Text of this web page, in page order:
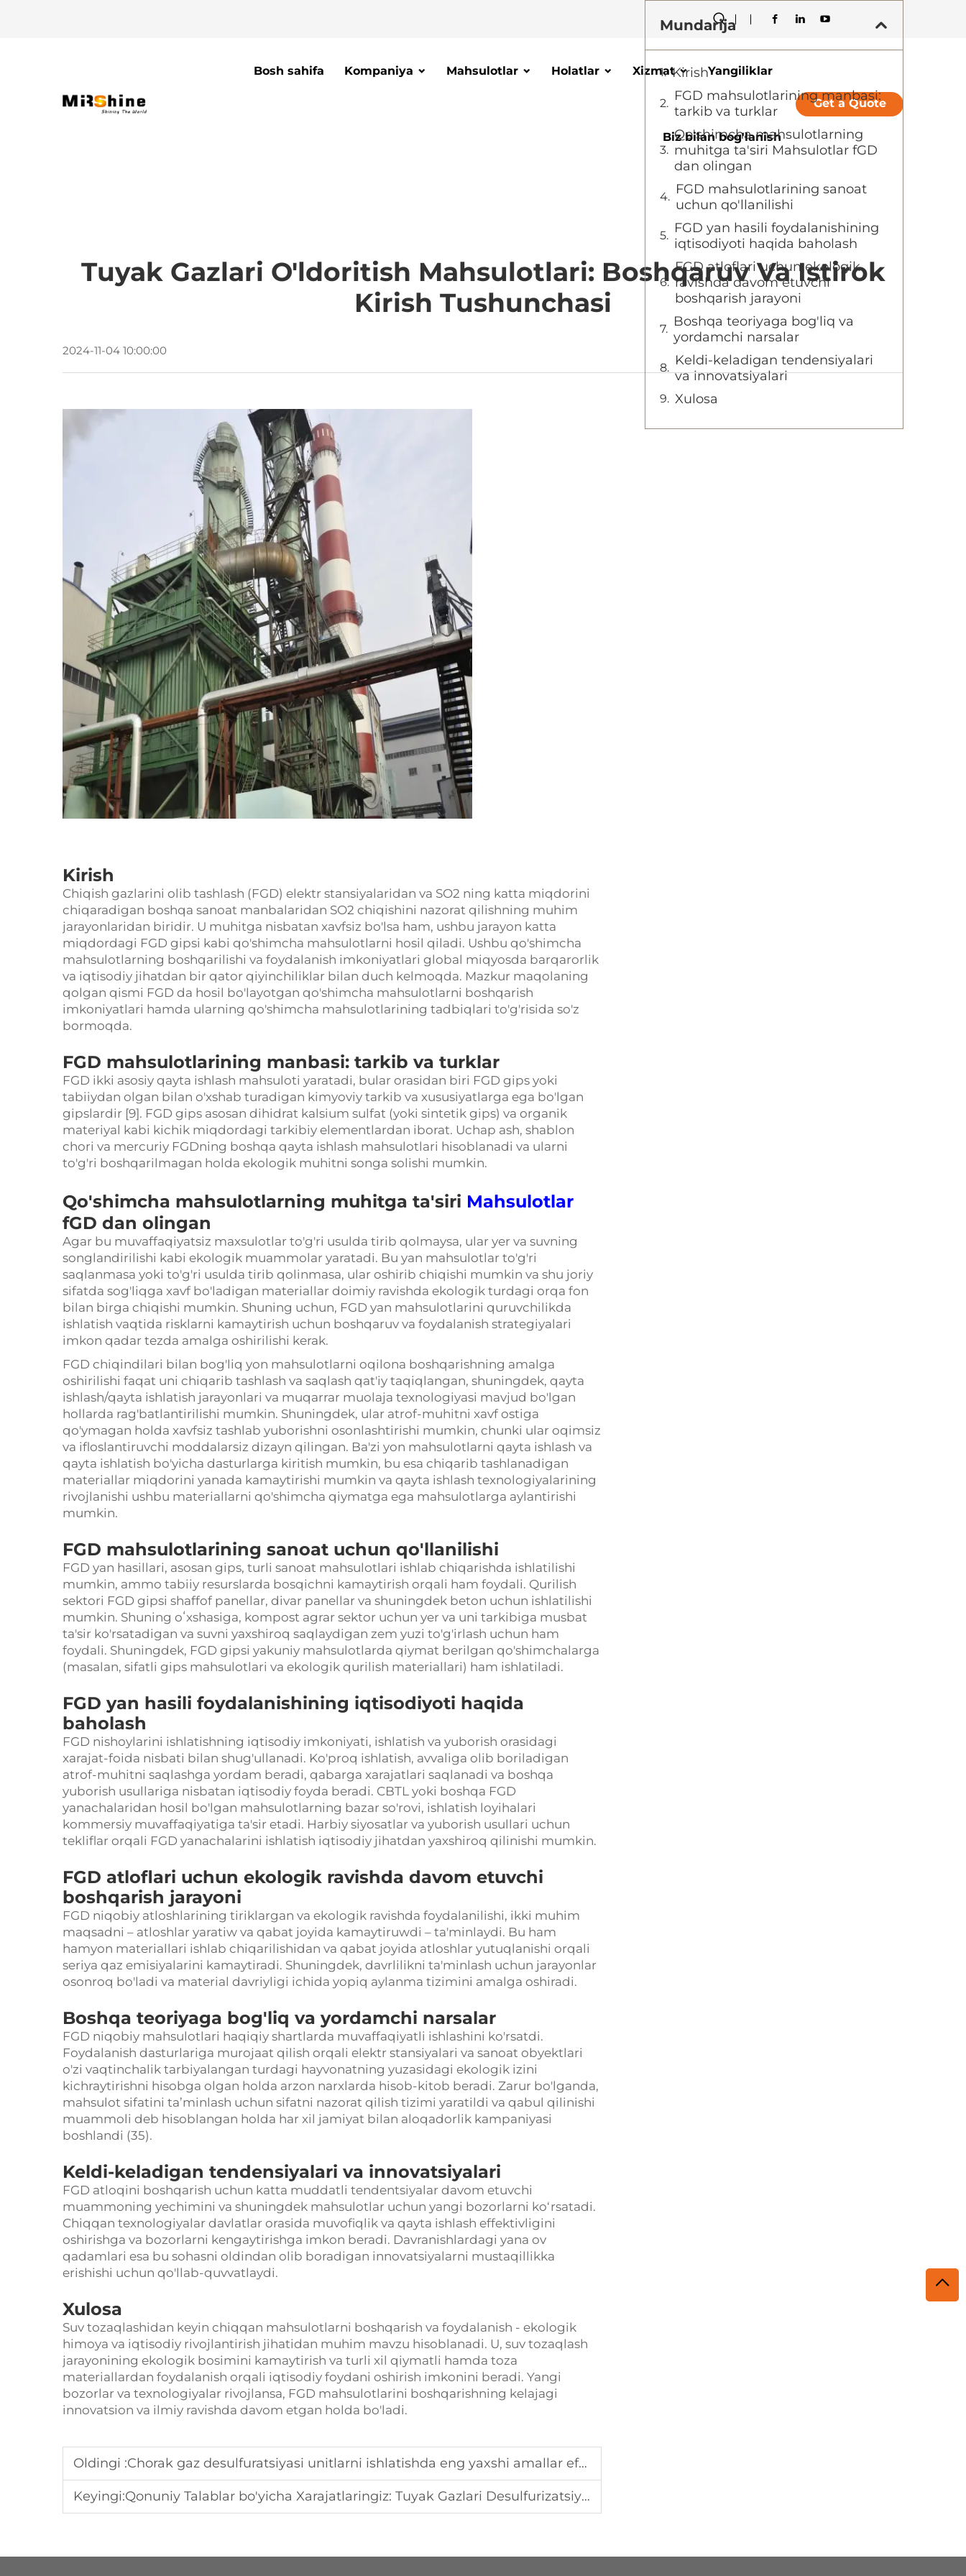
Bosh sahifa Kompaniya Mahsulotlar Holatlar Xizmat Yangiliklar
Biz bilan bog'lanish
Get a Quote
Tuyak Gazlari O'ldoritish Mahsulotlari: Boshqaruv Va Istirok
Kirish Tushunchasi
2024-11-04 10:00:00
Kirish
Chiqish gazlarini olib tashlash (FGD) elektr stansiyalaridan va SO2 ning katta miqdorini
chiqaradigan boshqa sanoat manbalaridan SO2 chiqishini nazorat qilishning muhim
jarayonlaridan biridir. U muhitga nisbatan xavfsiz bo'lsa ham, ushbu jarayon katta
miqdordagi FGD gipsi kabi qo'shimcha mahsulotlarni hosil qiladi. Ushbu qo'shimcha
mahsulotlarning boshqarilishi va foydalanish imkoniyatlari global miqyosda barqarorlik
va iqtisodiy jihatdan bir qator qiyinchiliklar bilan duch kelmoqda. Mazkur maqolaning
qolgan qismi FGD da hosil bo'layotgan qo'shimcha mahsulotlarni boshqarish
imkoniyatlari hamda ularning qo'shimcha mahsulotlarining tadbiqlari to'g'risida so'z
bormoqda.
FGD mahsulotlarining manbasi: tarkib va turklar
FGD ikki asosiy qayta ishlash mahsuloti yaratadi, bular orasidan biri FGD gips yoki
tabiiydan olgan bilan o'xshab turadigan kimyoviy tarkib va xususiyatlarga ega bo'lgan
gipslardir [9]. FGD gips asosan dihidrat kalsium sulfat (yoki sintetik gips) va organik
materiyal kabi kichik miqdordagi tarkibiy elementlardan iborat. Uchap ash, shablon
chori va mercuriy FGDning boshqa qayta ishlash mahsulotlari hisoblanadi va ularni
to'g'ri boshqarilmagan holda ekologik muhitni songa solishi mumkin.
Qo'shimcha mahsulotlarning muhitga ta'siri Mahsulotlar
fGD dan olingan
Agar bu muvaffaqiyatsiz maxsulotlar to'g'ri usulda tirib qolmaysa, ular yer va suvning
songlandirilishi kabi ekologik muammolar yaratadi. Bu yan mahsulotlar to'g'ri
saqlanmasa yoki to'g'ri usulda tirib qolinmasa, ular oshirib chiqishi mumkin va shu joriy
sifatda sog'liqga xavf bo'ladigan materiallar doimiy ravishda ekologik turdagi orqa fon
bilan birga chiqishi mumkin. Shuning uchun, FGD yan mahsulotlarini quruvchilikda
ishlatish vaqtida risklarni kamaytirish uchun boshqaruv va foydalanish strategiyalari
imkon qadar tezda amalga oshirilishi kerak.
FGD chiqindilari bilan bog'liq yon mahsulotlarni oqilona boshqarishning amalga
oshirilishi faqat uni chiqarib tashlash va saqlash qat'iy taqiqlangan, shuningdek, qayta
ishlash/qayta ishlatish jarayonlari va muqarrar muolaja texnologiyasi mavjud bo'lgan
hollarda rag'batlantirilishi mumkin. Shuningdek, ular atrof-muhitni xavf ostiga
qo'ymagan holda xavfsiz tashlab yuborishni osonlashtirishi mumkin, chunki ular oqimsiz
va ifloslantiruvchi moddalarsiz dizayn qilingan. Ba'zi yon mahsulotlarni qayta ishlash va
qayta ishlatish bo'yicha dasturlarga kiritish mumkin, bu esa chiqarib tashlanadigan
materiallar miqdorini yanada kamaytirishi mumkin va qayta ishlash texnologiyalarining
rivojlanishi ushbu materiallarni qo'shimcha qiymatga ega mahsulotlarga aylantirishi
mumkin.
FGD mahsulotlarining sanoat uchun qo'llanilishi
FGD yan hasillari, asosan gips, turli sanoat mahsulotlari ishlab chiqarishda ishlatilishi
mumkin, ammo tabiiy resurslarda bosqichni kamaytirish orqali ham foydali. Qurilish
sektori FGD gipsi shaffof panellar, divar panellar va shuningdek beton uchun ishlatilishi
mumkin. Shuning oʻxshasiga, kompost agrar sektor uchun yer va uni tarkibiga musbat
ta'sir ko'rsatadigan va suvni yaxshiroq saqlaydigan zem yuzi to'g'irlash uchun ham
foydali. Shuningdek, FGD gipsi yakuniy mahsulotlarda qiymat berilgan qo'shimchalarga
(masalan, sifatli gips mahsulotlari va ekologik qurilish materiallari) ham ishlatiladi.
FGD yan hasili foydalanishining iqtisodiyoti haqida
baholash
FGD nishoylarini ishlatishning iqtisodiy imkoniyati, ishlatish va yuborish orasidagi
xarajat-foida nisbati bilan shug'ullanadi. Ko'proq ishlatish, avvaliga olib boriladigan
atrof-muhitni saqlashga yordam beradi, qabarga xarajatlari saqlanadi va boshqa
yuborish usullariga nisbatan iqtisodiy foyda beradi. CBTL yoki boshqa FGD
yanachalaridan hosil bo'lgan mahsulotlarning bazar so'rovi, ishlatish loyihalari
kommersiy muvaffaqiyatiga ta'sir etadi. Harbiy siyosatlar va yuborish usullari uchun
tekliflar orqali FGD yanachalarini ishlatish iqtisodiy jihatdan yaxshiroq qilinishi mumkin.
FGD atloflari uchun ekologik ravishda davom etuvchi
boshqarish jarayoni
FGD niqobiy atloshlarining tiriklargan va ekologik ravishda foydalanilishi, ikki muhim
maqsadni – atloshlar yaratiw va qabat joyida kamaytiruwdi – ta'minlaydi. Bu ham
hamyon materiallari ishlab chiqarilishidan va qabat joyida atloshlar yutuqlanishi orqali
seriya qaz emisiyalarini kamaytiradi. Shuningdek, davrlilikni ta'minlash uchun jarayonlar
osonroq bo'ladi va material davriyligi ichida yopiq aylanma tizimini amalga oshiradi.
Boshqa teoriyaga bog'liq va yordamchi narsalar
FGD niqobiy mahsulotlari haqiqiy shartlarda muvaffaqiyatli ishlashini ko'rsatdi.
Foydalanish dasturlariga murojaat qilish orqali elektr stansiyalari va sanoat obyektlari
o'zi vaqtinchalik tarbiyalangan turdagi hayvonatning yuzasidagi ekologik izini
kichraytirishni hisobga olgan holda arzon narxlarda hisob-kitob beradi. Zarur bo'lganda,
mahsulot sifatini ta’minlash uchun sifatni nazorat qilish tizimi yaratildi va qabul qilinishi
muammoli deb hisoblangan holda har xil jamiyat bilan aloqadorlik kampaniyasi
boshlandi (35).
Keldi-keladigan tendensiyalari va innovatsiyalari
FGD atloqini boshqarish uchun katta muddatli tendentsiyalar davom etuvchi
muammoning yechimini va shuningdek mahsulotlar uchun yangi bozorlarni ko‘rsatadi.
Chiqqan texnologiyalar davlatlar orasida muvofiqlik va qayta ishlash effektivligini
oshirishga va bozorlarni kengaytirishga imkon beradi. Davranishlardagi yana ov
qadamlari esa bu sohasni oldindan olib boradigan innovatsiyalarni mustaqillikka
erishishi uchun qo'llab-quvvatlaydi.
Xulosa
Suv tozaqlashidan keyin chiqqan mahsulotlarni boshqarish va foydalanish - ekologik
himoya va iqtisodiy rivojlantirish jihatidan muhim mavzu hisoblanadi. U, suv tozaqlash
jarayonining ekologik bosimini kamaytirish va turli xil qiymatli hamda toza
materiallardan foydalanish orqali iqtisodiy foydani oshirish imkonini beradi. Yangi
bozorlar va texnologiyalar rivojlansa, FGD mahsulotlarini boshqarishning kelajagi
innovatsion va ilmiy ravishda davom etgan holda bo'ladi.
Oldingi :Chorak gaz desulfuratsiyasi unitlarni ishlatishda eng yaxshi amallar effektivlikni maksimallashtirish
Keyingi:Qonuniy Talablar bo'yicha Xarajatlaringiz: Tuyak Gazlari Desulfurizatsiyasi Ekonomikasi
Mundarija
Kirish
FGD mahsulotlarining manbasi:
tarkib va turklar
Qo'shimcha mahsulotlarning
muhitga ta'siri Mahsulotlar fGD
dan olingan
FGD mahsulotlarining sanoat
uchun qo'llanilishi
FGD yan hasili foydalanishining
iqtisodiyoti haqida baholash
FGD atloflari uchun ekologik
ravishda davom etuvchi
boshqarish jarayoni
Boshqa teoriyaga bog'liq va
yordamchi narsalar
Keldi-keladigan tendensiyalari
va innovatsiyalari
Xulosa